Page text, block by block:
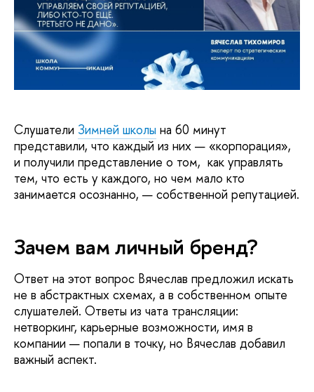
Слушатели Зимней школы на 60 минут
представили, что каждый из них — «корпорация»,
и получили представление о том, как управлять
тем, что есть у каждого, но чем мало кто
занимается осознанно, — собственной репутацией.
Зачем вам личный бренд?
Ответ на этот вопрос Вячеслав предложил искать
не в абстрактных схемах, а в собственном опыте
слушателей. Ответы из чата трансляции:
нетворкинг, карьерные возможности, имя в
компании — попали в точку, но Вячеслав добавил
важный аспект.